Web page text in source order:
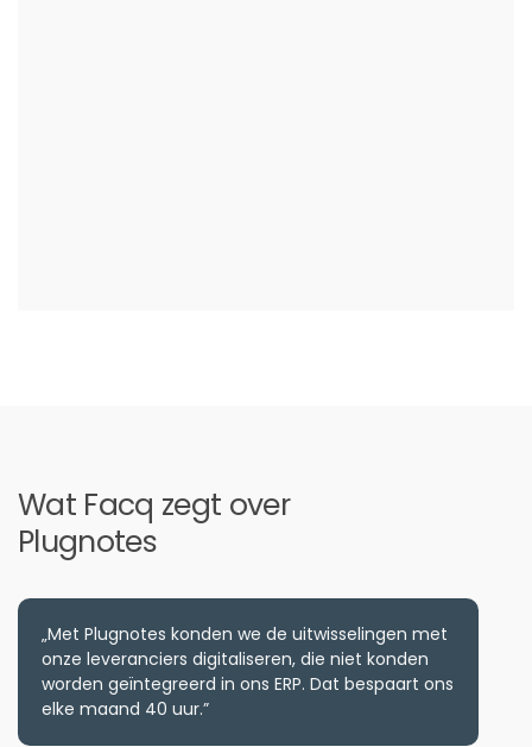
Wat Facq zegt over
Plugnotes
„Met Plugnotes konden we de uitwisselingen met
onze leveranciers digitaliseren, die niet konden
worden geïntegreerd in ons ERP. Dat bespaart ons
elke maand 40 uur.”